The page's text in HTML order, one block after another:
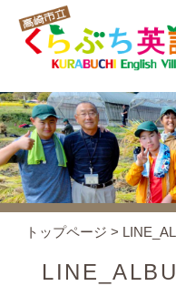
くらぶち英語村とは
コンセプト
アクセス
トップページ >